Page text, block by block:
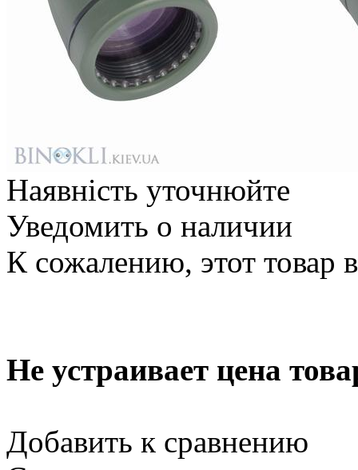
Наявність уточнюйте
Уведомить о наличии
К сожалению, этот товар
Не устраивает цена
Добавить к сравнению